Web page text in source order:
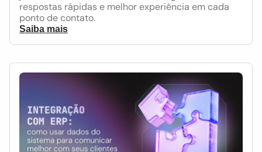
respostas rápidas e melhor experiência em cada
ponto de contato.
Saiba mais